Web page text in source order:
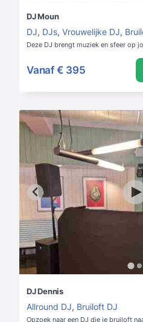
DJ Moun
DJ, DJs, Vrouwelijke DJ,
Deze DJ brengt muziek en sfeer op
Vanaf € 395
DJ Dennis
Allround DJ, Bruiloft DJ
Opzoek naar een DJ die je bruiloft